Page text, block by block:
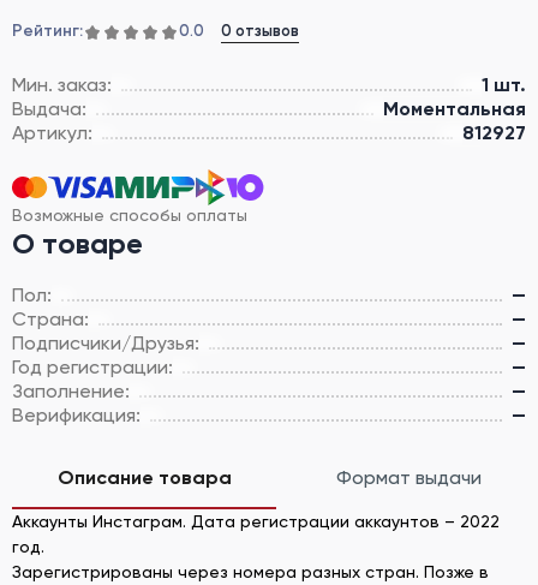
Рейтинг: 0.0 0 отзывов
Мин. заказ:
1 шт.
Выдача:
Моментальная
Артикул:
812927
Возможные способы оплаты
О товаре
Пол:
—
Страна:
—
Подписчики/Друзья:
—
Год регистрации:
—
Заполнение:
—
Верификация:
—
Описание товара Формат выдачи
Аккаунты Инстаграм. Дата регистрации аккаунтов – 2022
год.
Зарегистрированы через номера разных стран. Позже в